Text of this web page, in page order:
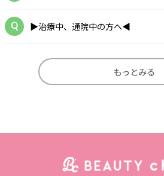
▶治療中、通院中の方へ◀
もっとみる